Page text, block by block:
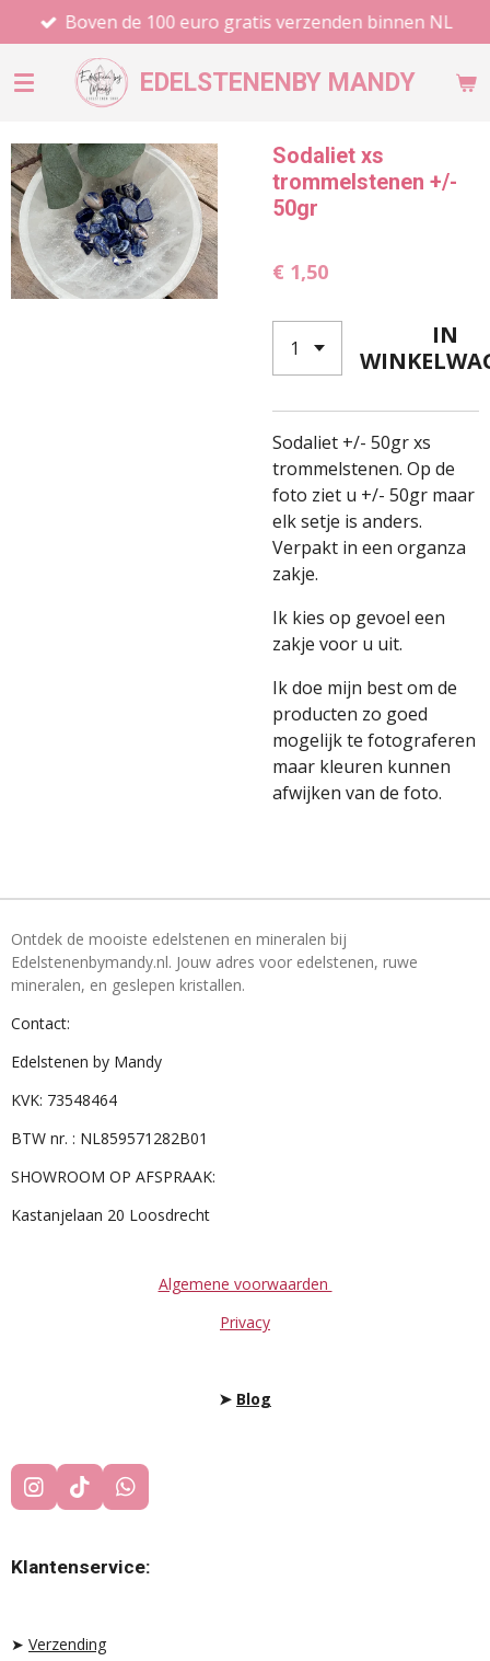
direct
naar
EDELSTENENBY MANDY
Boven de 100 euro gratis verzenden binnen NL
Sodaliet xs
trommelstenen +/-
50gr
€ 1,50
IN
Sodaliet +/- 50gr xs
trommelstenen. Op de
foto ziet u +/- 50gr maar
elk setje is anders.
Verpakt in een organza
zakje.
Ik kies op gevoel een
zakje voor u uit.
Ik doe mijn best om de
producten zo goed
mogelijk te fotograferen
maar kleuren kunnen
afwijken van de foto.
Ontdek de mooiste edelstenen en mineralen bij
Edelstenenbymandy.nl. Jouw adres voor edelstenen, ruwe
mineralen, en geslepen kristallen.
Contact:
Edelstenen by Mandy
KVK: 73548464
BTW nr. : NL859571282B01
SHOWROOM OP AFSPRAAK:
Kastanjelaan 20 Loosdrecht
Algemene voorwaarden
Privacy
➤ Blog
I
N
T
A
A
T
I
T
O
W
H
T
S
Klantenservice:
➤ Verzending